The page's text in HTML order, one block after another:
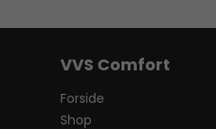
VVS Comfort
Forside
Shop